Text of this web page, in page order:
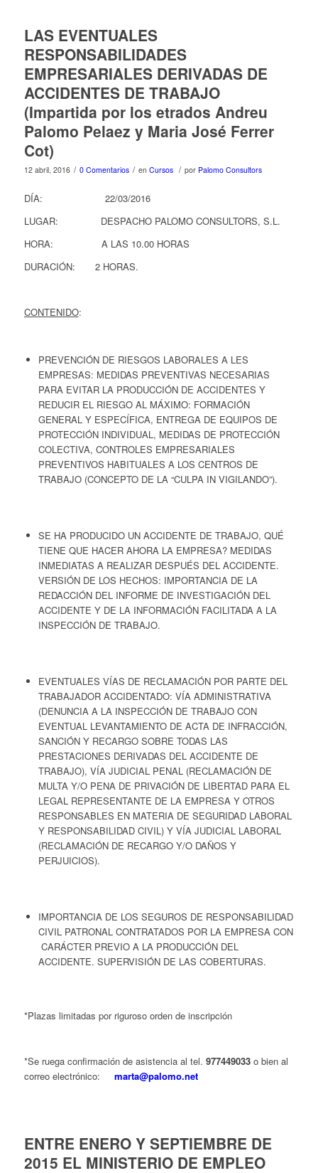
LAS EVENTUALES
RESPONSABILIDADES
EMPRESARIALES DERIVADAS DE
ACCIDENTES DE TRABAJO
(Impartida por los etrados Andreu
Palomo Pelaez y Maria José Ferrer
Cot)
12 abril, 2016 / 0 Comentarios / en Cursos / por Palomo Consultors
DÍA: 22/03/2016
LUGAR: DESPACHO PALOMO CONSULTORS, S.L.
HORA: A LAS 10.00 HORAS
DURACIÓN: 2 HORAS.
CONTENIDO:
PREVENCIÓN DE RIESGOS LABORALES A LES
EMPRESAS: MEDIDAS PREVENTIVAS NECESARIAS
PARA EVITAR LA PRODUCCIÓN DE ACCIDENTES Y
REDUCIR EL RIESGO AL MÁXIMO: FORMACIÓN
GENERAL Y ESPECÍFICA, ENTREGA DE EQUIPOS DE
PROTECCIÓN INDIVIDUAL, MEDIDAS DE PROTECCIÓN
COLECTIVA, CONTROLES EMPRESARIALES
PREVENTIVOS HABITUALES A LOS CENTROS DE
TRABAJO (CONCEPTO DE LA “CULPA IN VIGILANDO”).
SE HA PRODUCIDO UN ACCIDENTE DE TRABAJO, QUÉ
TIENE QUE HACER AHORA LA EMPRESA? MEDIDAS
INMEDIATAS A REALIZAR DESPUÉS DEL ACCIDENTE.
VERSIÓN DE LOS HECHOS: IMPORTANCIA DE LA
REDACCIÓN DEL INFORME DE INVESTIGACIÓN DEL
ACCIDENTE Y DE LA INFORMACIÓN FACILITADA A LA
INSPECCIÓN DE TRABAJO.
EVENTUALES VÍAS DE RECLAMACIÓN POR PARTE DEL
TRABAJADOR ACCIDENTADO: VÍA ADMINISTRATIVA
(DENUNCIA A LA INSPECCIÓN DE TRABAJO CON
EVENTUAL LEVANTAMIENTO DE ACTA DE INFRACCIÓN,
SANCIÓN Y RECARGO SOBRE TODAS LAS
PRESTACIONES DERIVADAS DEL ACCIDENTE DE
TRABAJO), VÍA JUDICIAL PENAL (RECLAMACIÓN DE
MULTA Y/O PENA DE PRIVACIÓN DE LIBERTAD PARA EL
LEGAL REPRESENTANTE DE LA EMPRESA Y OTROS
RESPONSABLES EN MATERIA DE SEGURIDAD LABORAL
Y RESPONSABILIDAD CIVIL) Y VÍA JUDICIAL LABORAL
(RECLAMACIÓN DE RECARGO Y/O DAÑOS Y
PERJUICIOS).
IMPORTANCIA DE LOS SEGUROS DE RESPONSABILIDAD
CIVIL PATRONAL CONTRATADOS POR LA EMPRESA CON
CARÁCTER PREVIO A LA PRODUCCIÓN DEL
ACCIDENTE. SUPERVISIÓN DE LAS COBERTURAS.
*Plazas limitadas por riguroso orden de inscripción
*Se ruega confirmación de asistencia al tel. 977449033o bien al
correo electrónico: marta@palomo.net
ENTRE ENERO Y SEPTIEMBRE DE
2015 EL MINISTERIO DE EMPLEO